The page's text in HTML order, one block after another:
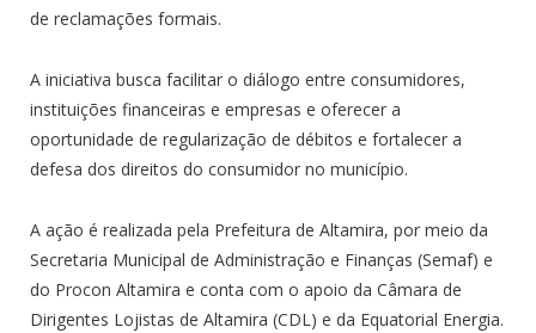
de reclamações formais.
A iniciativa busca facilitar o diálogo entre consumidores,
instituições financeiras e empresas e oferecer a
oportunidade de regularização de débitos e fortalecer a
defesa dos direitos do consumidor no município.
A ação é realizada pela Prefeitura de Altamira, por meio da
Secretaria Municipal de Administração e Finanças (Semaf) e
do Procon Altamira e conta com o apoio da Câmara de
Dirigentes Lojistas de Altamira (CDL) e da Equatorial Energia.